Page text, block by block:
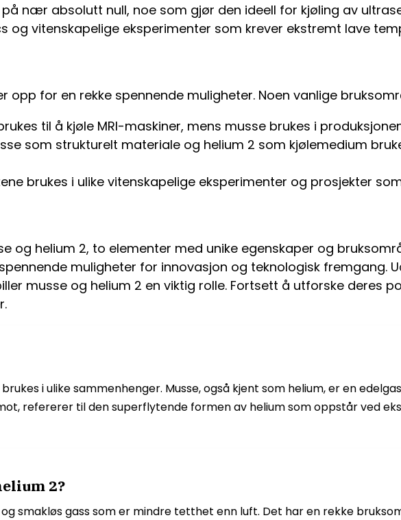
nær absolutt null, noe som gjør den ideell for kjøling av
og vitenskapelige eksperimenter som krever ekstremt lave
opp for en rekke spennende muligheter. Noen vanlige
til å kjøle MRI-maskiner, mens musse brukes i
som strukturelt materiale og helium 2 som kjølemedium
brukes i ulike vitenskapelige eksperimenter og prosjekter
og helium 2, to elementer med unike egenskaper og
muligheter for innovasjon og teknologisk fremgang.
musse og helium 2 en viktig rolle. Fortsett å utforske deres
i ulike sammenhenger. Musse, også kjent som helium, er en
refererer til den superflytende formen av helium som oppstår ved
2?
smakløs gass som er mindre tetthet enn luft. Det har en rekke